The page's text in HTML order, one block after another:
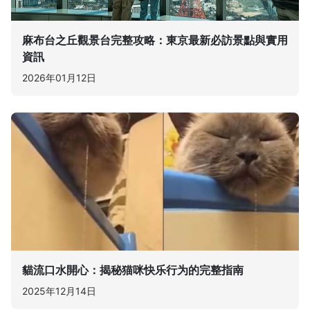
麻布台之丘觀景台完整攻略：東京最新必訪景點與實用
資訊
2026年01月12日
貓流口水開心：揭秘猫咪快乐行为的完整指南
2025年12月14日